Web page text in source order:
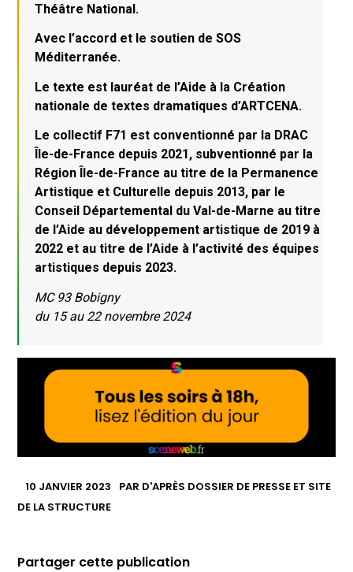
Théâtre National.
Avec l’accord et le soutien de SOS
Méditerranée.
Le texte est lauréat de l’Aide à la Création
nationale de textes dramatiques d’ARTCENA.
Le collectif F71 est conventionné par la DRAC
Île-de-France depuis 2021, subventionné par la
Région Île-de-France au titre de la Permanence
Artistique et Culturelle depuis 2013, par le
Conseil Départemental du Val-de-Marne au titre
de l’Aide au développement artistique de 2019 à
2022 et au titre de l’Aide à l’activité des équipes
artistiques depuis 2023.
MC 93 Bobigny
du 15 au 22 novembre 2024
10 JANVIER 2023 PAR D'APRÈS DOSSIER DE PRESSE ET SITE
DE LA STRUCTURE
Partager cette publication